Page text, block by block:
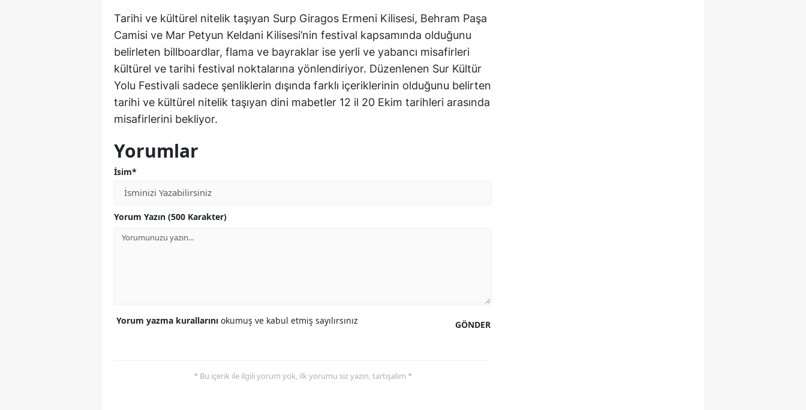
Tarihi ve kültürel nitelik taşıyan Surp Giragos Ermeni Kilisesi, Behram Paşa
Camisi ve Mar Petyun Keldani Kilisesi’nin festival kapsamında olduğunu
belirleten billboardlar, flama ve bayraklar ise yerli ve yabancı misafirleri
kültürel ve tarihi festival noktalarına yönlendiriyor. Düzenlenen Sur Kültür
Yolu Festivali sadece şenliklerin dışında farklı içeriklerinin olduğunu belirten
tarihi ve kültürel nitelik taşıyan dini mabetler 12 il 20 Ekim tarihleri arasında
misafirlerini bekliyor.
Yorumlar
İsim*
Yorum Yazın (500 Karakter)
GÖNDER
Yorum yazma kurallarını okumuş ve kabul etmiş sayılırsınız
* Bu içerik ile ilgili yorum yok, ilk yorumu siz yazın, tartışalım *